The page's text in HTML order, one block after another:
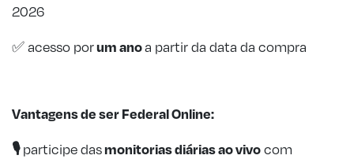
2026
✅ acesso porum anoa partir da data da compra
Vantagens de ser Federal Online:
🎙️participe dasmonitorias diáriasao vivocom